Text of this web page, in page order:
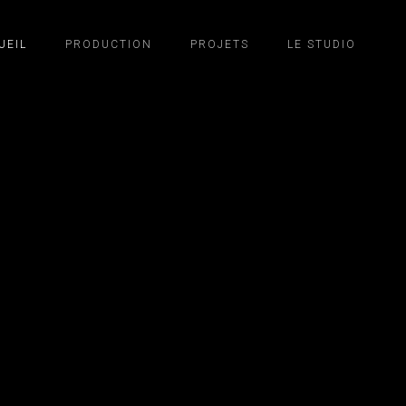
PRODUCTION PROJETS LE STUDIO